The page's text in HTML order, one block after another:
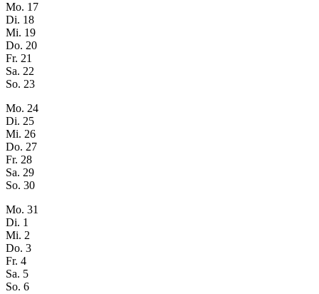
Mo. 17
Di. 18
Mi. 19
Do. 20
Fr. 21
Sa. 22
So. 23
Mo. 24
Di. 25
Mi. 26
Do. 27
Fr. 28
Sa. 29
So. 30
Mo. 31
Di. 1
Mi. 2
Do. 3
Fr. 4
Sa. 5
So. 6